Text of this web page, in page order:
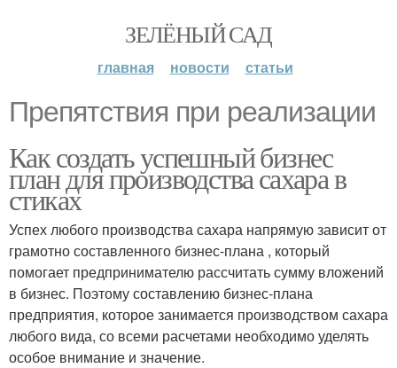
ЗЕЛЁНЫЙ САД
главная новости статьи
Препятствия при реализации
Как создать успешный бизнес
план для производства сахара в
стиках
Успех любого производства сахара напрямую зависит от
грамотно составленного бизнес-плана , который
помогает предпринимателю рассчитать сумму вложений
в бизнес. Поэтому составлению бизнес-плана
предприятия, которое занимается производством сахара
любого вида, со всеми расчетами необходимо уделять
особое внимание и значение.